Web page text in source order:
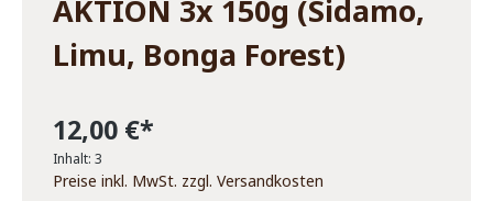
AKTION 3x 150g (Sidamo,
Limu, Bonga Forest)
12,00 €*
Inhalt: 3
Preise inkl. MwSt. zzgl. Versandkosten